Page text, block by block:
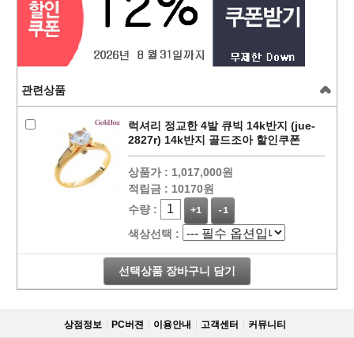
관련상품
럭셔리 정교한 4발 큐빅 14k반지 (jue-
2827r) 14k반지 골드조아 할인쿠폰
상품가 : 1,017,000원
적립금 : 10170원
수량 :
+1 -1
색상선택 :
선택상품 장바구니 담기
상점정보 PC버젼 이용안내 고객센터 커뮤니티